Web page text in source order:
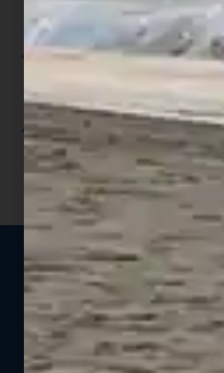
punti;
Utilizza i punti
sconto;
I punti sono
prodotto;